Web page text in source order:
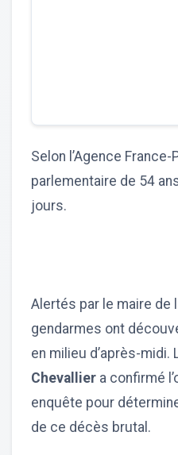
Selon l’Agence
parlementaire de 54
jours.
Alertés par le maire de
gendarmes ont
en milieu d’après-midi.
Chevallier a confirmé
enquête pour
de ce décès brutal.